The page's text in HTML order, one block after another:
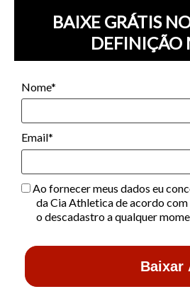
BAIXE GRÁTIS
DEFINIÇÃO
Nome*
Email*
Ao fornecer meus dados eu
da Cia Athletica de acordo
o descadastro a qualquer
Baixar